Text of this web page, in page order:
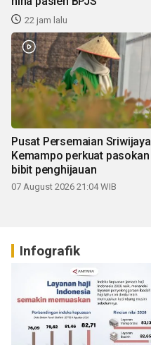
22 jam lalu
Pusat Persemaian Sriwijaya
Kemampo perkuat pasokan
bibit penghijauan
07 August 2026 21:04 WIB
Infografik